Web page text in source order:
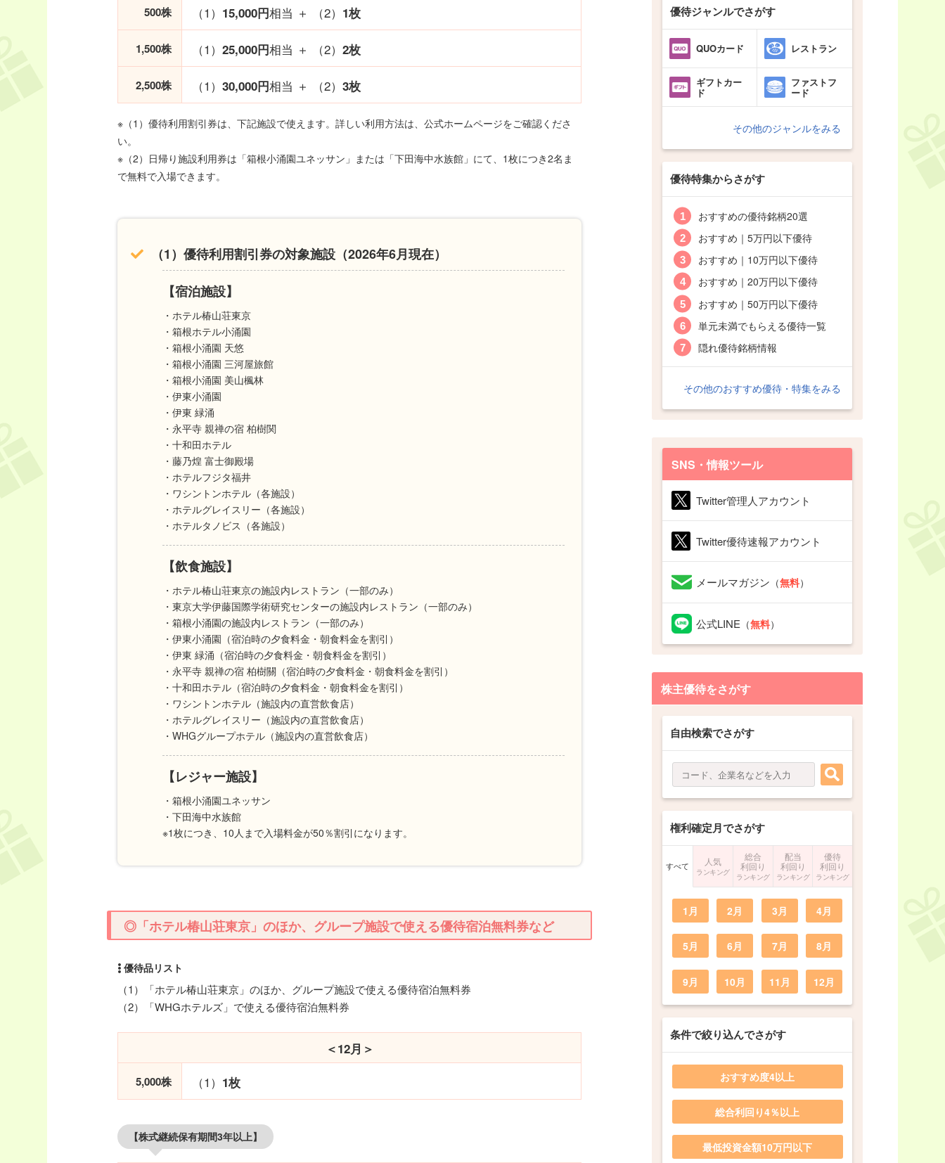
500株 （1） 15,000円相当 ＋ （2） 1枚
1,500株 （1）25,000円相当 ＋ （2）2枚
2,500株 （1）30,000円相当 ＋ （2）3枚
※（1）優待利用割引券は、下記施設で使えます。詳しい利用方法は、公式ホームページをご確認くださ
い。
※（2）日帰り施設利用券は「箱根小涌園ユネッサン」または「下田海中水族館」にて、1枚につき2名ま
で無料で入場できます。
（1）優待利用割引券の対象施設（2026年6月現在）
【宿泊施設】
・ホテル椿山荘東京
・箱根ホテル小涌園
・箱根小涌園 天悠
・箱根小涌園 三河屋旅館
・箱根小涌園 美山楓林
・伊東小涌園
・伊東 緑涌
・永平寺 親禅の宿 柏樹関
・十和田ホテル
・藤乃煌 富士御殿場
・ホテルフジタ福井
・ワシントンホテル（各施設）
・ホテルグレイスリー（各施設）
・ホテルタノビス（各施設）
【飲食施設】
・ホテル椿山荘東京の施設内レストラン（一部のみ）
・東京大学伊藤国際学術研究センターの施設内レストラン（一部のみ）
・箱根小涌園の施設内レストラン（一部のみ）
・伊東小涌園（宿泊時の夕食料金・朝食料金を割引）
・伊東 緑涌（宿泊時の夕食料金・朝食料金を割引）
・永平寺 親禅の宿 柏樹關（宿泊時の夕食料金・朝食料金を割引）
・十和田ホテル（宿泊時の夕食料金・朝食料金を割引）
・ワシントンホテル（施設内の直営飲食店）
・ホテルグレイスリー（施設内の直営飲食店）
・WHGグループホテル（施設内の直営飲食店）
【レジャー施設】
・箱根小涌園ユネッサン
・下田海中水族館
※1枚につき、10人まで入場料金が50％割引になります。
◎「ホテル椿山荘東京」のほか、グループ施設で使える優待宿泊無料券など
（1）「ホテル椿山荘東京」のほか、グループ施設で使える優待宿泊無料券
（2）「WHGホテルズ」で使える優待宿泊無料券
＜12月＞
5,000株 （1） 1枚
【株式継続保有期間3年以上】
優待ジャンルでさがす
QUOカード レストラン
ギフトカー
ド
ファストフ
ード
その他のジャンルをみる
優待特集からさがす
おすすめの優待銘柄20選
おすすめ｜5万円以下優待
おすすめ｜10万円以下優待
おすすめ｜20万円以下優待
おすすめ｜50万円以下優待
単元未満でもらえる優待一覧
隠れ優待銘柄情報
その他のおすすめ優待・特集をみる
SNS・情報ツール
Twitter管理人アカウント
Twitter優待速報アカウント
メールマガジン （無料）
公式LINE （無料）
株主優待をさがす
自由検索でさがす
権利確定月でさがす
すべて 人気
ランキング
総合
利回り
ランキング
配当
利回り
ランキング
優待
利回り
ランキング
1月 2月 3月 4月
5月 6月 7月 8月
9月 10月 11月 12月
条件で絞り込んでさがす
おすすめ度4以上
総合利回り4％以上
最低投資金額10万円以下